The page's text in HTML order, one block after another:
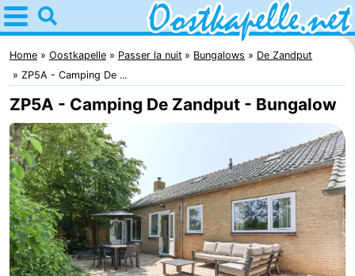
Home
Oostkapelle
Astuces
Avec
les
enfants
Nature
Oranjezon
Passer
la
nuit
Appartements
-
Home Oostkapelle Passer la nuit Bungalows
De Zandput
ZP5A - Camping De ...
ZP5A - Camping De Zandput - Bungalow